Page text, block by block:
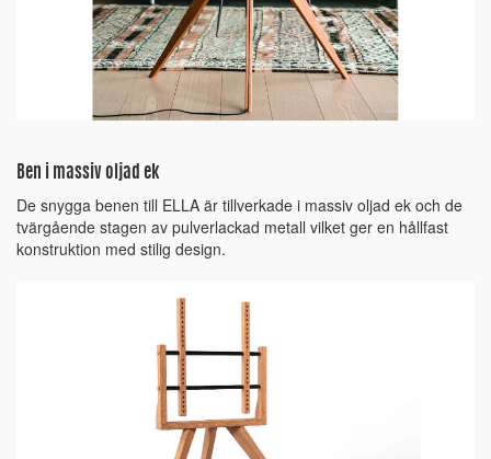
Ben i massiv oljad ek
De snygga benen till ELLA är tillverkade i massiv oljad ek och de
tvärgående stagen av pulverlackad metall vilket ger en hållfast
konstruktion med stilig design.